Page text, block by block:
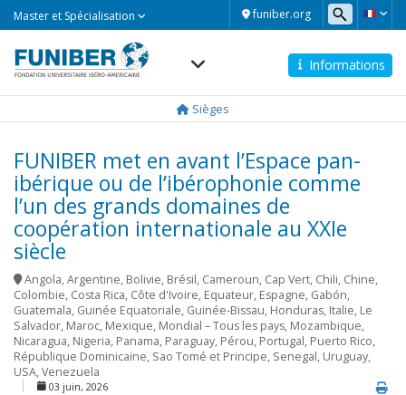
funiber.org
Master et Spécialisation
Informations
Sièges
FUNIBER met en avant l’Espace pan-
ibérique ou de l’ibérophonie comme
l’un des grands domaines de
coopération internationale au XXIe
siècle
Angola,Argentine, Bolivie, Brésil, Cameroun, Cap Vert, Chili, Chine,
Colombie, Costa Rica, Côte d'Ivoire, Equateur, Espagne, Gabón,
Guatemala, Guinée Equatoriale, Guinée-Bissau, Honduras, Italie, Le
Salvador, Maroc, Mexique, Mondial – Tous les pays, Mozambique,
Nicaragua, Nigeria, Panama, Paraguay, Pérou, Portugal, Puerto Rico,
République Dominicaine, Sao Tomé et Principe, Senegal, Uruguay,
USA,Venezuela
03 juin, 2026